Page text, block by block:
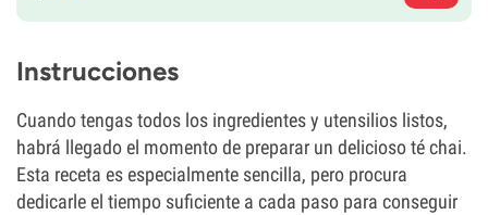
Instrucciones
Cuando tengas todos los ingredientes y utensilios listos,
habrá llegado el momento de preparar un delicioso té chai.
Esta receta es especialmente sencilla, pero procura
dedicarle el tiempo suficiente a cada paso para conseguir